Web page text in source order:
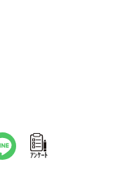
ｱﾝｹｰﾄ